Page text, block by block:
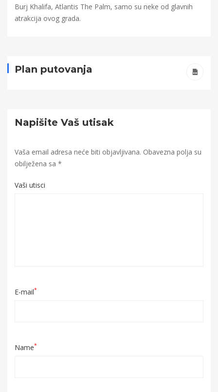
Burj Khalifa, Atlantis The Palm, samo su neke od glavnih
atrakcija ovog grada.
Plan putovanja
Napišite Vaš utisak
Vaša email adresa neće biti objavljivana. Obavezna polja su
obilježena sa *
Vaši utisci
E-mail*
Name*